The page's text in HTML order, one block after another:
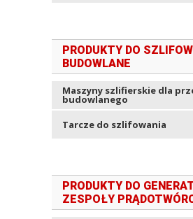
PRODUKTY DO
BUDOWLANE
Maszyny szlifierskie dla
budowlanego
Tarcze do szlifowania
PRODUKTY DO
ZESPOŁY